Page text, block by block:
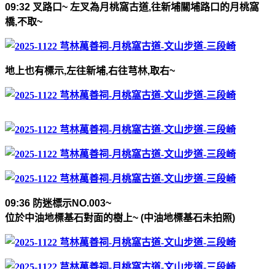
09:32 叉路口~ 左叉為月桃窩古道,往新埔關埔路口的月桃窩
橋,不取~
地上也有標示,左往新埔,右往芎林,取右~
09:36 防迷標示NO.003~
位於中油地標基石對面的樹上~ (中油地標基石未拍照)